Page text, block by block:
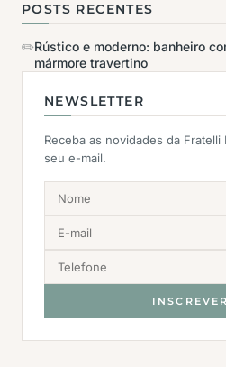
POSTS RECENTES
✏️Rústico e moderno: banheiro
mármore travertino
NEWSLETTER
Receba as novidades da
seu e-mail.